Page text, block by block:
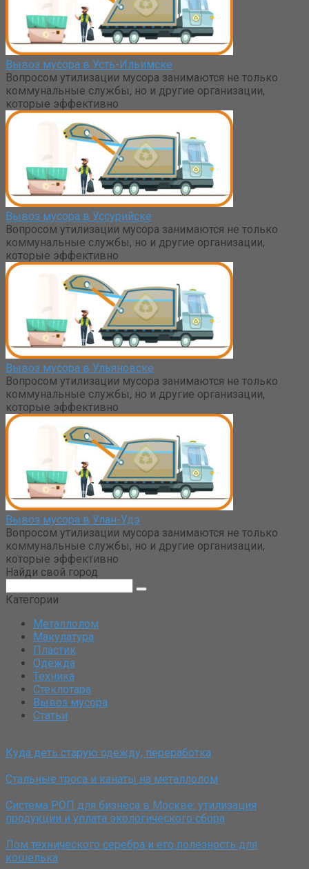
Вывоз мусора в Усть-Ильимске
Вопросом утилизации мусора занимаются не только
коммунальные службы, но и другие организации,
которые эффективно
Вывоз мусора в Уссурийске
Вопросом утилизации мусора занимаются не только
коммунальные службы, но и другие организации,
которые эффективно
Вывоз мусора в Ульяновске
Вопросом утилизации мусора занимаются не только
коммунальные службы, но и другие организации,
которые эффективно
Вывоз мусора в Улан-Удэ
Вопросом утилизации мусора занимаются не только
коммунальные службы, но и другие организации,
которые эффективно
Найди свой город
Категории
Металлолом
Макулатура
Пластик
Одежда
Техника
Стеклотара
Вывоз мусора
Статьи
Куда деть старую одежду, переработка
Стальные троса и канаты на металлолом
Система РОП для бизнеса в Москве: утилизация
продукции и уплата экологического сбора
Лом технического серебра и его полезность для
кошелька